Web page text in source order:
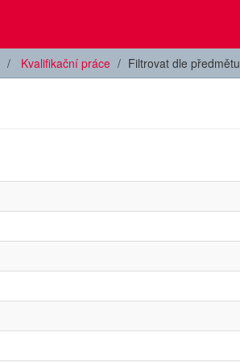
Kvalifikační práce Filtrovat dle předmětu